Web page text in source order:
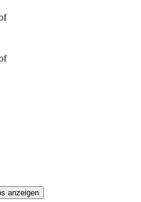
anzeigen